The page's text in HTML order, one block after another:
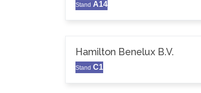
Stand A14
Hamilton Benelux B.V.
Stand C1